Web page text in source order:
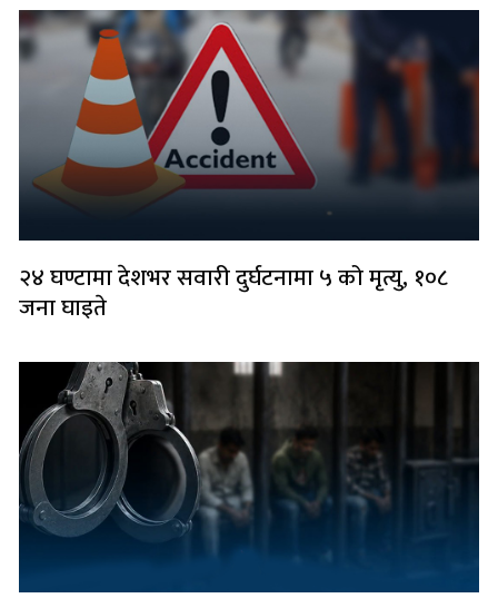
२४ घण्टामा देशभर सवारी दुर्घटनामा ५ को मृत्यु, १०८
जना घाइते